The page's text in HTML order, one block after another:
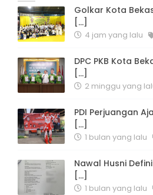
Golkar Kota
[...]
4 jam yang lalu
DPC PKB Kota
[...]
2 minggu yang
PDI Perjuangan
[...]
1 bulan yang lalu
Nawal Husni
[...]
1 bulan yang lalu